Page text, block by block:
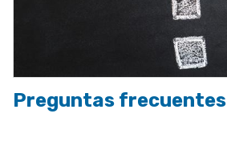
Preguntas frecuentes